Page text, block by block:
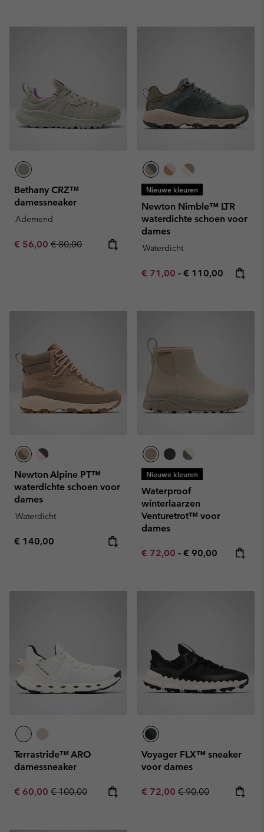
Bethany CRZ™
damessneaker
Ademend
Sale price:
€ 56,00 Regular price:
€ 80,00
Nieuwe kleuren
Newton Nimble™ LTR
waterdichte schoen voor
dames
Waterdicht
Minimum sale price:
€ 71,00 - Maximum price:
€ 110,00
Newton Alpine PT™
waterdichte schoen voor
dames
Waterdicht
Regular price:
€ 140,00
Nieuwe kleuren
Waterproof
winterlaarzen
Venturetrot™ voor
dames
Minimum sale price:
€ 72,00 - Maximum price:
€ 90,00
Terrastride™ ARO
damessneaker
Sale price:
€ 60,00 Regular price:
€ 100,00
Voyager FLX™ sneaker
voor dames
Sale price:
€ 72,00 Regular price:
€ 90,00